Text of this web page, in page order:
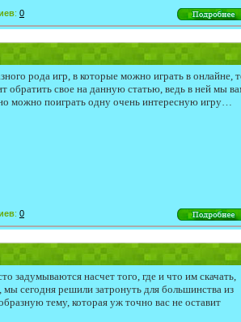
: 0
рода игр, в которые можно играть в онлайне,
обратить свое на данную статью, ведь в ней мы
можно поиграть одну очень интересную игру…
: 0
задумываются насчет того, где и что им скачать,
мы сегодня решили затронуть для большинства из
тему, которая уж точно вас не оставит